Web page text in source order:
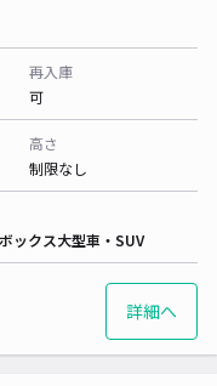
再入庫
可
高さ
制限なし
ックス大型車・SUV
詳細へ